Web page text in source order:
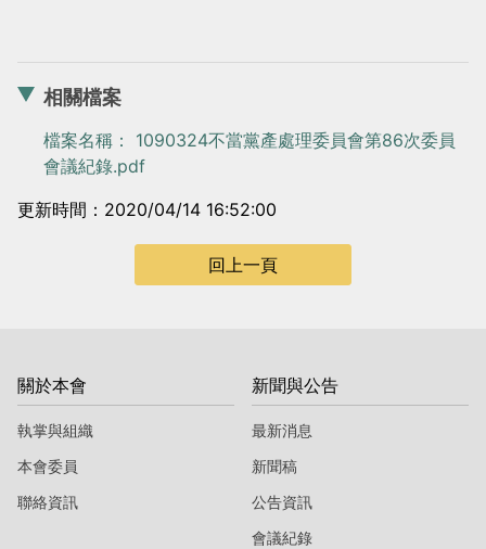
相關檔案
檔案名稱： 1090324不當黨產處理委員會第86次委員
會議紀錄.pdf
更新時間：2020/04/14 16:52:00
回上一頁
關於本會
執掌與組織
本會委員
聯絡資訊
新聞與公告
最新消息
新聞稿
公告資訊
會議紀錄